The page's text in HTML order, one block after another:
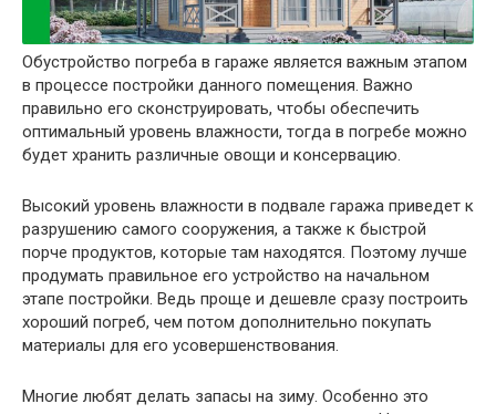
Обустройство погреба в гараже является важным этапом
в процессе постройки данного помещения. Важно
правильно его сконструировать, чтобы обеспечить
оптимальный уровень влажности, тогда в погребе можно
будет хранить различные овощи и консервацию.
Высокий уровень влажности в подвале гаража приведет к
разрушению самого сооружения, а также к быстрой
порче продуктов, которые там находятся. Поэтому лучше
продумать правильное его устройство на начальном
этапе постройки. Ведь проще и дешевле сразу построить
хороший погреб, чем потом дополнительно покупать
материалы для его усовершенствования.
Многие любят делать запасы на зиму. Особенно это